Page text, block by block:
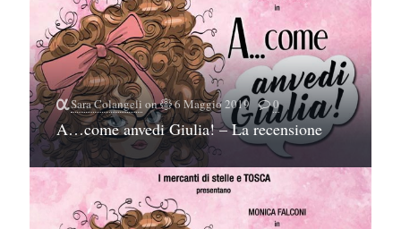
Sara Colangeli on 6 Maggio 2019 0
A…come anvedi Giulia! – La recensione